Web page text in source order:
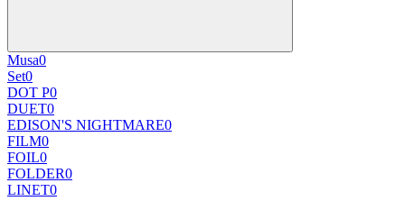
Musa0
Set0
DOT P0
DUET0
EDISON'S NIGHTMARE0
FILM0
FOIL0
FOLDER0
LINET0